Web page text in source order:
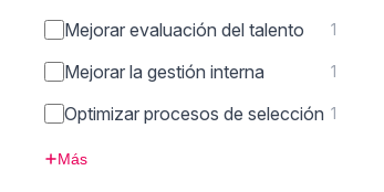
Mejorar evaluación del talento 1
Mejorar la gestión interna 1
Optimizar procesos de selección 1
Más